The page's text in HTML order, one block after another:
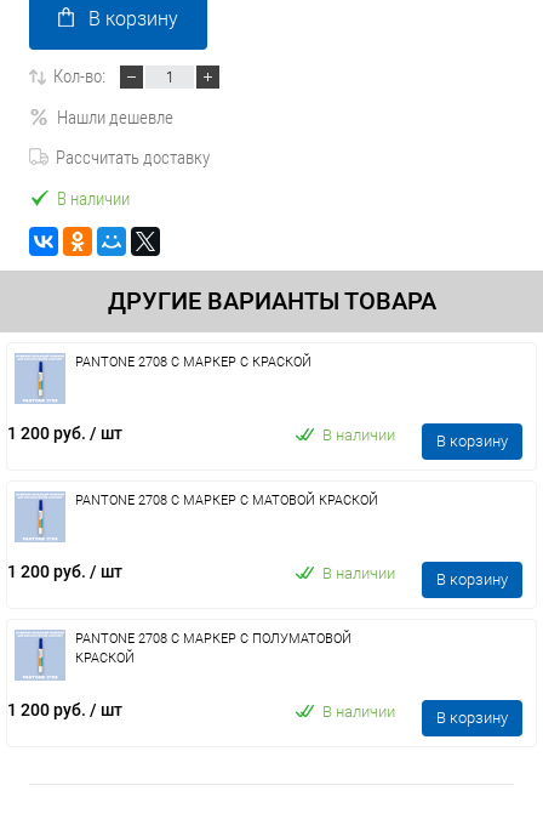
В корзину
Кол-во:
Нашли дешевле
Рассчитать доставку
В наличии
ДРУГИЕ ВАРИАНТЫ ТОВАРА
PANTONE 2708 C МАРКЕР С КРАСКОЙ
1 200 руб. / шт В наличии В корзину
PANTONE 2708 C МАРКЕР С МАТОВОЙ КРАСКОЙ
1 200 руб. / шт В наличии В корзину
PANTONE 2708 C МАРКЕР С ПОЛУМАТОВОЙ
КРАСКОЙ
1 200 руб. / шт В наличии В корзину